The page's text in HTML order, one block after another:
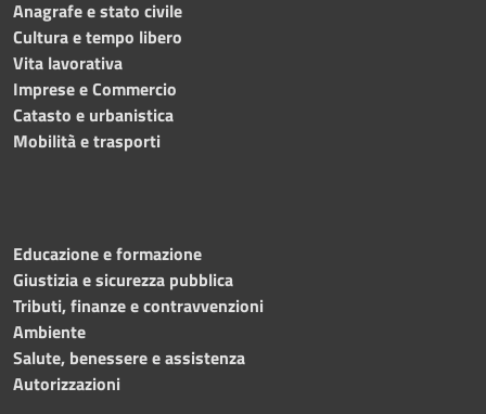
Anagrafe e stato civile
Cultura e tempo libero
Vita lavorativa
Imprese e Commercio
Catasto e urbanistica
Mobilità e trasporti
Educazione e formazione
Giustizia e sicurezza pubblica
Tributi, finanze e contravvenzioni
Ambiente
Salute, benessere e assistenza
Autorizzazioni